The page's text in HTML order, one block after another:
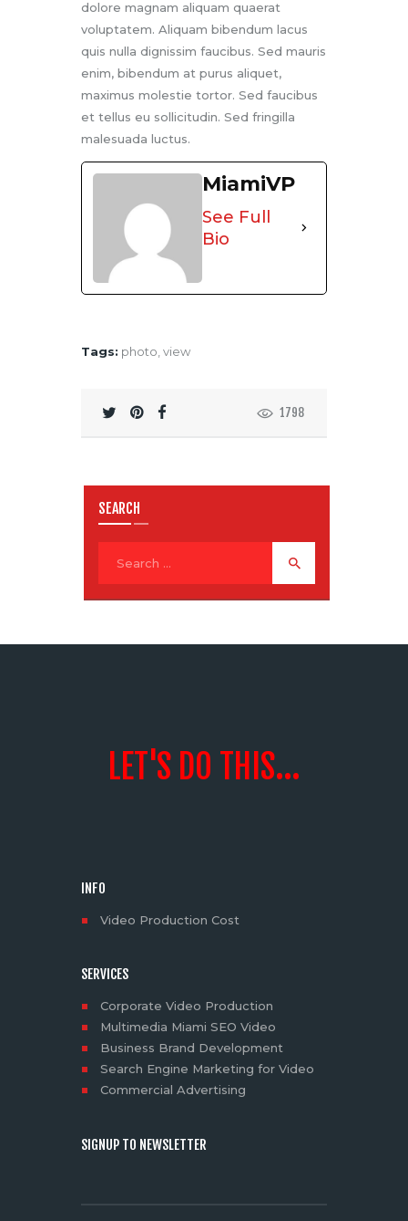
dolore magnam aliquam quaerat
voluptatem. Aliquam bibendum lacus
quis nulla dignissim faucibus. Sed mauris
enim, bibendum at purus aliquet,
maximus molestie tortor. Sed faucibus
et tellus eu sollicitudin. Sed fringilla
malesuada luctus.
MiamiVP
See Full
Bio
Tags: photo,view
1798
SEARCH
LET'S DO THIS...
INFO
Video Production Cost
SERVICES
Corporate Video Production
Multimedia Miami SEO Video
Business Brand Development
Search Engine Marketing for Video
Commercial Advertising
SIGNUP TO NEWSLETTER